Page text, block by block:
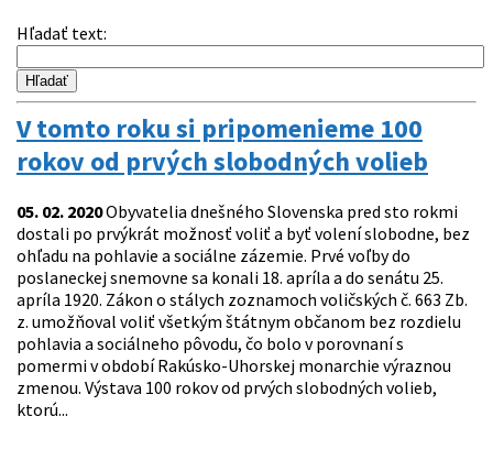
Hľadať text:
V tomto roku si pripomenieme 100
rokov od prvých slobodných volieb
05. 02. 2020Obyvatelia dnešného Slovenska pred sto rokmi
dostali po prvýkrát možnosť voliť a byť volení slobodne, bez
ohľadu na pohlavie a sociálne zázemie. Prvé voľby do
poslaneckej snemovne sa konali 18. apríla a do senátu 25.
apríla 1920. Zákon o stálych zoznamoch voličských č. 663 Zb.
z. umožňoval voliť všetkým štátnym občanom bez rozdielu
pohlavia a sociálneho pôvodu, čo bolo v porovnaní s
pomermi v období Rakúsko-Uhorskej monarchie výraznou
zmenou. Výstava 100 rokov od prvých slobodných volieb,
ktorú...